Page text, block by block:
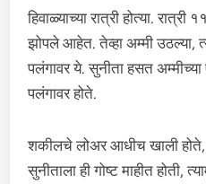
हिवाळ्याच्या रात्री होत्या.
झोपले आहेत. तेव्हा अम्मी उठल्या,
पलंगावर ये. सुनीता हसत
पलंगावर होते.
शकीलचे लोअर आधीच खाली होते,
सुनीताला ही गोष्ट माहीत होती,